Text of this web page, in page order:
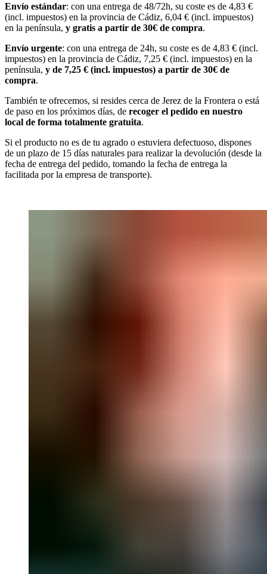
Envío estándar: con una entrega de 48/72h, su coste es de 4,83 €
(incl. impuestos) en la provincia de Cádiz, 6,04 € (incl. impuestos)
en la península, y gratis a partir de 30€ de compra.
Envío urgente: con una entrega de 24h, su coste es de 4,83 € (incl.
impuestos) en la provincia de Cádiz, 7,25 € (incl. impuestos) en la
península, y de 7,25 € (incl. impuestos) a partir de 30€ de
compra.
También te ofrecemos, si resides cerca de Jerez de la Frontera o está
de paso en los próximos días, de recoger el pedido en nuestro
local de forma totalmente gratuita.
Si el producto no es de tu agrado o estuviera defectuoso, dispones
de un plazo de 15 días naturales para realizar la devolución (desde la
fecha de entrega del pedido, tomando la fecha de entrega la
facilitada por la empresa de transporte).